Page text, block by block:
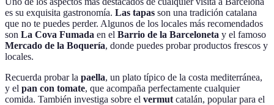
es su exquisita gastronomía. Las tapas son una tradición catalana
que no te puedes perder. Algunos de los locales más recomendados
son La Cova Fumada en el Barrio de la Barceloneta y el famoso
Mercado de la Boquería, donde puedes probar productos frescos y
locales.
Recuerda probar la paella, un plato típico de la costa mediterránea,
y el pan con tomate, que acompaña perfectamente cualquier
comida. También investiga sobre el vermut catalán, popular para el